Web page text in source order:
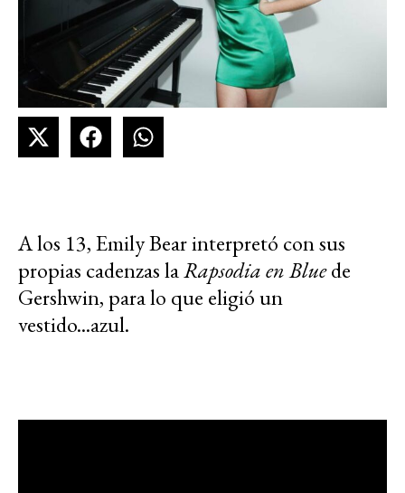
A los 13, Emily Bear interpretó con sus
propias cadenzas laRapsodia en Bluede
Gershwin, para lo que eligió un
vestido...azul.